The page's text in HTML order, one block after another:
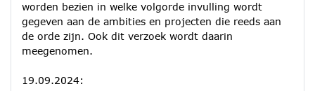
worden bezien in welke volgorde invulling wordt
gegeven aan de ambities en projecten die reeds aan
de orde zijn. Ook dit verzoek wordt daarin
meegenomen.
19.09.2024: